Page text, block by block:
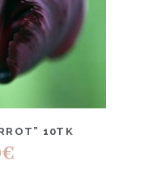
10TK
€